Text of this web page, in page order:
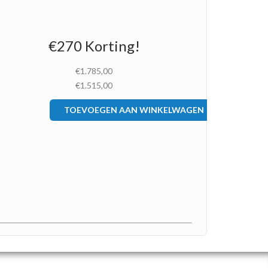
€270 Korting!
€1.785,00
€1.515,00
TOEVOEGEN AAN WINKELWAGEN